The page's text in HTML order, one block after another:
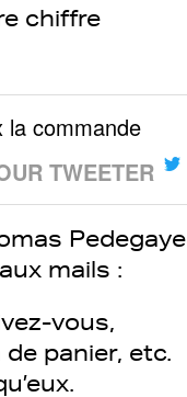
chiffre
la commande
TWEETER
Pedegaye
mails :
vous,
panier, etc.